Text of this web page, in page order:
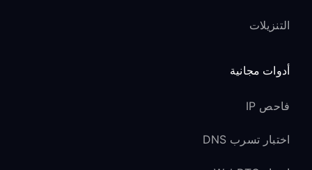
التنزيلات
أدوات مجانية
فاحص IP
اختبار تسرب DNS